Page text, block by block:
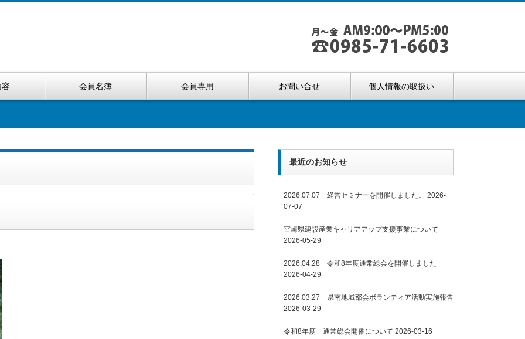
会員名簿 会員専用 お問い合せ 個人情報の取扱い
最近のお知らせ
2026.07.07 経営セミナーを開催しました。
2026-
07-07
宮崎県建設産業キャリアアップ支援事業について
2026-05-29
2026.04.28 令和8年度通常総会を開催しました
2026-04-29
2026.03.27 県南地域部会ボランティア活動実施報告
2026-03-29
令和8年度 通常総会開催について 2026-03-16